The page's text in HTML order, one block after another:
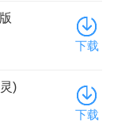
下载
)
下载